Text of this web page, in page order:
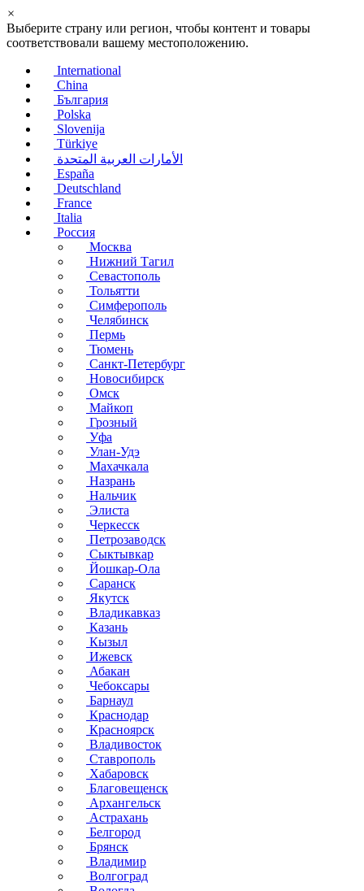
×
Выберите страну или регион, чтобы контент и товары
соответствовали вашему местоположению.
International
China
България
Polska
Slovenija
Türkiye
الأمارات العربية المتحدة
España
Deutschland
France
Italia
Россия
Москва
Нижний Тагил
Севастополь
Тольятти
Симферополь
Челябинск
Пермь
Тюмень
Санкт-Петербург
Новосибирск
Омск
Майкоп
Грозный
Уфа
Улан-Удэ
Махачкала
Назрань
Нальчик
Элиста
Черкесск
Петрозаводск
Сыктывкар
Йошкар-Ола
Саранск
Якутск
Владикавказ
Казань
Кызыл
Ижевск
Абакан
Чебоксары
Барнаул
Краснодар
Красноярск
Владивосток
Ставрополь
Хабаровск
Благовещенск
Архангельск
Астрахань
Белгород
Брянск
Владимир
Волгоград